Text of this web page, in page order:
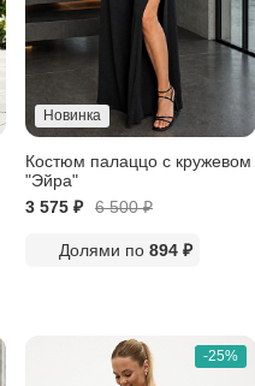
Новинка
Костюм палаццо с кружевом
"Эйра"
3 575 ₽
6 500₽
Долями по 894 ₽
-25%